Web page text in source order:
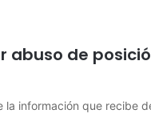
abuso de
información que recibe